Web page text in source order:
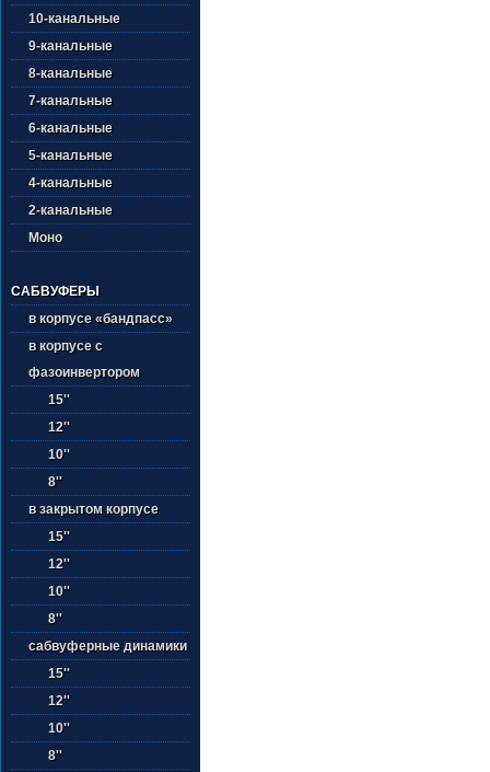
10-канальные
9-канальные
8-канальные
7-канальные
6-канальные
5-канальные
4-канальные
2-канальные
Моно
САБВУФЕРЫ
в корпусе «бандпасс»
в корпусе с
фазоинвертором
15''
12''
10''
8''
в закрытом корпусе
15''
12''
10''
8''
сабвуферные динамики
15''
12''
10''
8''